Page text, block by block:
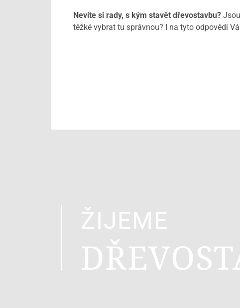
Nevíte si rady, s kým stavět dřevostavbu?
těžké vybrat tu správnou? I na tyto odpovědi
ŽIJEME